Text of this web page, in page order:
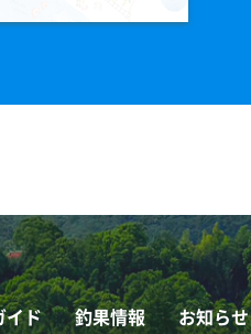
イド 釣果情報 お知らせ